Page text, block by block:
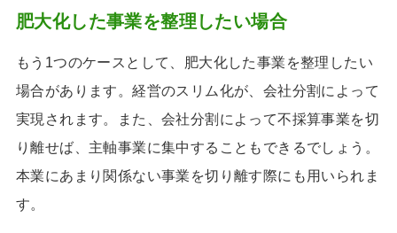
肥大化した事業を整理したい場合
もう1つのケースとして、肥大化した事業を整理したい
場合があります。経営のスリム化が、会社分割によって
実現されます。また、会社分割によって不採算事業を切
り離せば、主軸事業に集中することもできるでしょう。
本業にあまり関係ない事業を切り離す際にも用いられま
す。